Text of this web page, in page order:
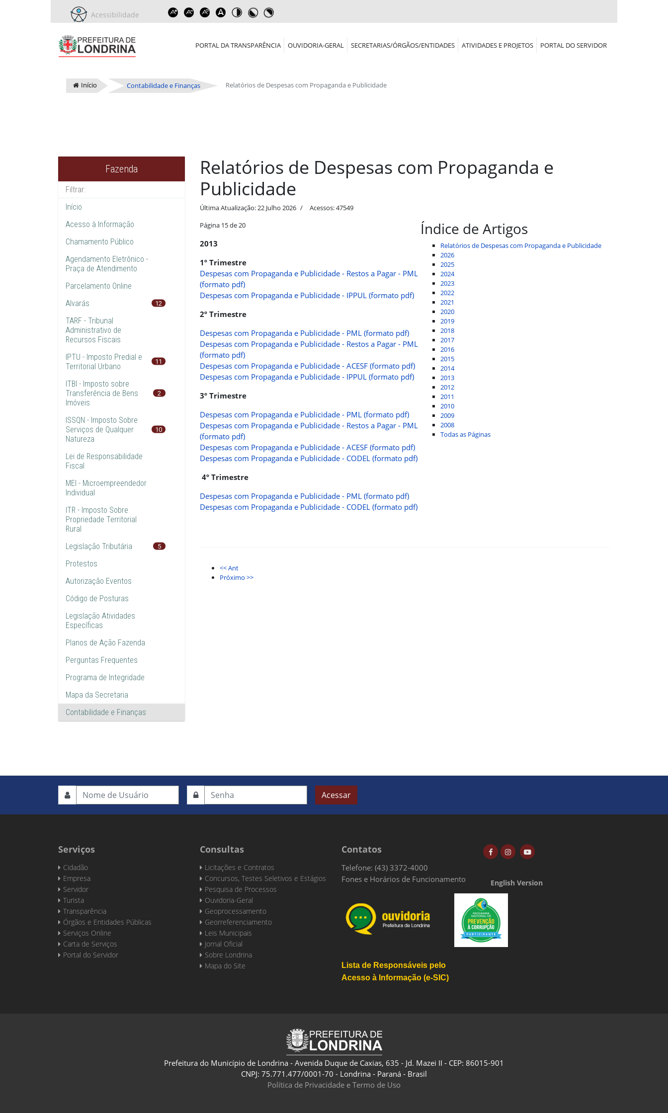
Acessibilidade
PORTAL DA TRANSPARÊNCIA OUVIDORIA-GERAL SECRETARIAS/ÓRGÃOS/ENTIDADES ATIVIDADES E PROJETOS PORTAL DO SERVIDOR
Início Contabilidade e Finanças Relatórios de Despesas com Propaganda e Publicidade
Fazenda
Início
Acesso à Informação
Chamamento Público
Agendamento Eletrônico -
Praça de Atendimento
Parcelamento Online
Alvarás
12
TARF - Tribunal
Administrativo de
Recursos Fiscais
IPTU - Imposto Predial e
Territorial Urbano
11
ITBI - Imposto sobre
Transferência de Bens
Imóveis
2
ISSQN - Imposto Sobre
Serviços de Qualquer
Natureza
10
Lei de Responsabilidade
Fiscal
MEI - Microempreendedor
Individual
ITR - Imposto Sobre
Propriedade Territorial
Rural
Legislação Tributária
5
Protestos
Autorização Eventos
Código de Posturas
Legislação Atividades
Específicas
Planos de Ação Fazenda
Perguntas Frequentes
Programa de Integridade
Mapa da Secretaria
Contabilidade e Finanças
Relatórios de Despesas com Propaganda e
Publicidade
Última Atualização: 22 Julho 2026 Acessos: 47549
Índice de Artigos
Relatórios de Despesas com Propaganda e Publicidade
2026
2025
2024
2023
2022
2021
2020
2019
2018
2017
2016
2015
2014
2013
2012
2011
2010
2009
2008
Todas as Páginas
Página 15 de 20
2013
1º Trimestre
Despesas com Propaganda e Publicidade - Restos a Pagar - PML
(formato pdf)
Despesas com Propaganda e Publicidade - IPPUL (formato pdf)
2º Trimestre
Despesas com Propaganda e Publicidade - PML (formato pdf)
Despesas com Propaganda e Publicidade - Restos a Pagar - PML
(formato pdf)
Despesas com Propaganda e Publicidade - ACESF (formato pdf)
Despesas com Propaganda e Publicidade - IPPUL (formato pdf)
3º Trimestre
Despesas com Propaganda e Publicidade - PML (formato pdf)
Despesas com Propaganda e Publicidade - Restos a Pagar - PML
(formato pdf)
Despesas com Propaganda e Publicidade - ACESF (formato pdf)
Despesas com Propaganda e Publicidade - CODEL (formato pdf)
4º Trimestre
Despesas com Propaganda e Publicidade - PML (formato pdf)
Despesas com Propaganda e Publicidade - CODEL (formato pdf)
<< Ant
Próximo >>
Acessar
Serviços
Cidadão
Empresa
Servidor
Turista
Transparência
Órgãos e Entidades Públicas
Serviços Online
Carta de Serviços
Portal do Servidor
Consultas
Licitações e Contratos
Concursos, Testes Seletivos e Estágios
Pesquisa de Processos
Ouvidoria-Geral
Geoprocessamento
Georreferenciamento
Leis Municipais
Jornal Oficial
Sobre Londrina
Mapa do Site
Contatos
Telefone: (43) 3372-4000
Fones e Horários de Funcionamento
Lista de Responsáveis pelo
Acesso à Informação (e-SIC)
English Version
Prefeitura do Município de Londrina - Avenida Duque de Caxias, 635 - Jd. Mazei II - CEP: 86015-901
CNPJ: 75.771.477/0001-70 - Londrina - Paraná - Brasil
Política de Privacidade e Termo de Uso